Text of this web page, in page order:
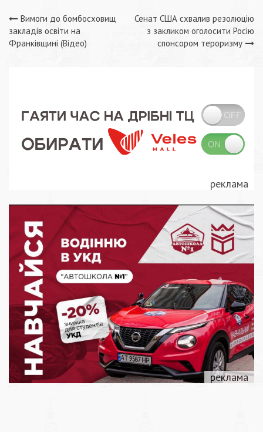
Навігація
записів
Вимоги до бомбосховищ
закладів освіти на
Франківщині (Відео)
Сенат США схвалив резолюцію
з закликом оголосити Росію
спонсором тероризму